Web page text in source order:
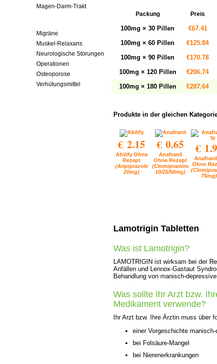
Magen-Darm-Trakt
Migräne
Muskel-Relaxans
Neurologische Störungen
Operationen
Osteoporose
Verhütungsmittel
Packung Preis
100mg × 30 Pillen
€67.41
100mg × 60 Pillen
€125.84
100mg × 90 Pillen
€170.78
100mg × 120 Pillen
€206.74
100mg × 180 Pillen
€287.64
Produkte in der gleichen
€ 2.15
Abilify Ohne
Rezept
(Aripiprazole
20mg)
€ 0.65
Anafranil
Ohne Rezept
(Clomipramine
10/25/50mg)
€
Ohne
75mg)
Lamotrigin Tabletten
Was ist Lamotrigin?
LAMOTRIGIN ist wirksam bei der
Anfällen und Lennox-Gastaut
Behandlung von manisch-
Was sollte Ihr Arzt bzw.
Medikament verwende?
Ihr Arzt bzw. Ihre Ärztin muss über
einer Vorgeschichte
bei Folsäure-Mangel
bei Nierenerkrankungen